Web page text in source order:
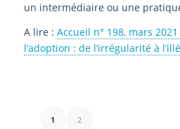
un intermédiaire ou une
A lire : Accueil n° 198, mars
l’adoption : de l’irrégularité à
1 2